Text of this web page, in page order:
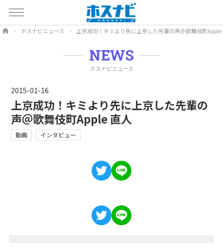
ホスナビニュース 上京成功！キミより先に上京した先輩の声＠歌舞伎町Apple
NEWS
ホスナビニュース
2015-01-16
上京成功！キミより先に上京した先輩の
声＠歌舞伎町Apple 直人
動画 インタビュー